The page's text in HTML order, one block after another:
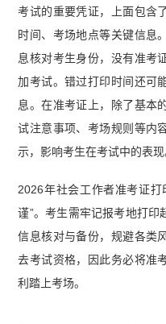
考试的重要凭证，上面包含
时间、考场地点等关键信息
息核对考生身份，没有准考
加考试。错过打印时间还可
息。在准考证上，除了基本
试注意事项、考场规则等内
示，影响考生在考试中的表现
2026年社会工作者准考证
谨”。考生需牢记报考地打
信息核对与备份，规避各类
去考试资格，因此务必将准
利踏上考场。